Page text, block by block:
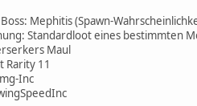
Mephitis (Spawn-
Standardloot eines bestimmten
Maul
Rarity 11
Inc